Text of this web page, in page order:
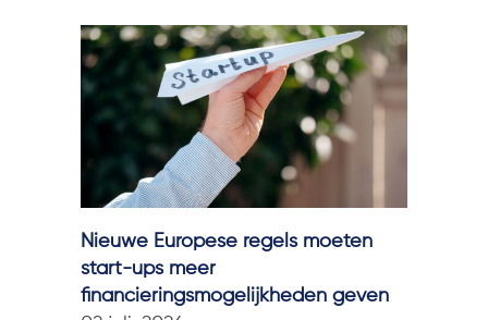
Nieuwe Europese regels moeten
start-ups meer
financieringsmogelijkheden geven